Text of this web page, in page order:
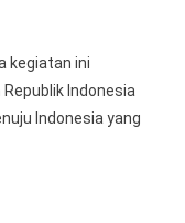
kegiatan ini
Indonesia
Indonesia yang